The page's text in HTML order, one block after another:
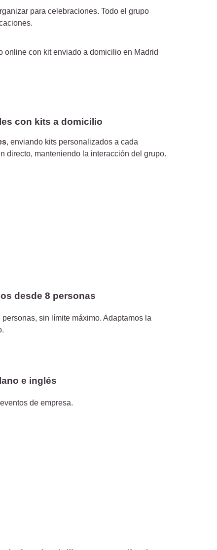
para celebraciones. Todo el grupo
con kits a domicilio
, enviando kits personalizados a cada
directo, manteniendo la interacción del grupo.
desde 8 personas
sin límite máximo. Adaptamos la
e inglés
de empresa.